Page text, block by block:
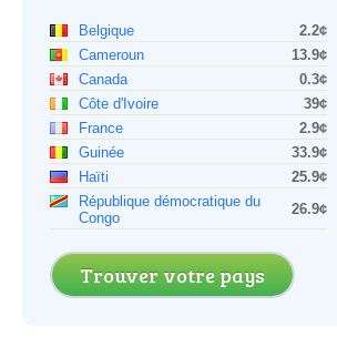
Belgique
2.2¢
Cameroun
13.9¢
Canada
0.3¢
Côte d'Ivoire
39¢
France
2.9¢
Guinée
33.9¢
Haïti
25.9¢
République démocratique du
Congo
26.9¢
Trouver votre pays